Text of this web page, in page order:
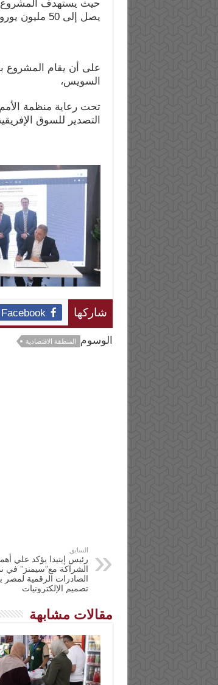
يصل إلى 50 مليون يورو سنوياً،
على أن يقام المشروع
السويس،
تحت رعاية منظمة
التصدير للسوق
شاركها Facebook
الوسوم المنطقة الاقتصادية
السابق
رئيس إيتيدا يؤكد علي
الشراكة مع”سيمنز” في
الصادرات الرقمية لمصر
تصميم الإلكترونيات
مقالات مشابهة